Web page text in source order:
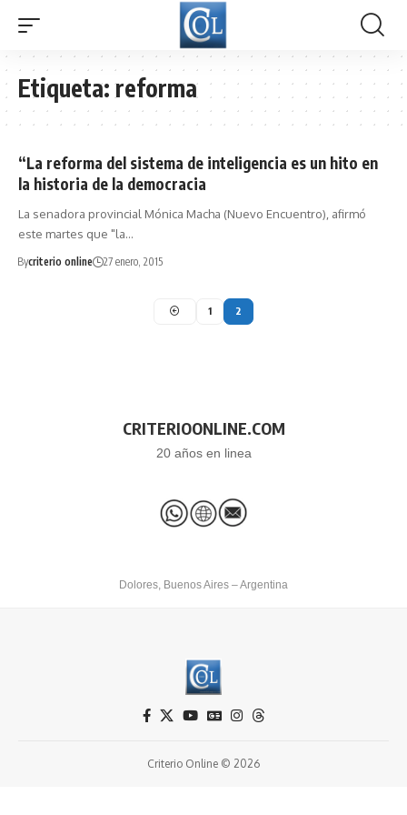
Etiqueta:reforma
“La reforma del sistema de inteligencia es un hito en
la historia de la democracia
La senadora provincial Mónica Macha (Nuevo Encuentro), afirmó
este martes que "la…
Bycriterio online 27 enero, 2015
1 2
CRITERIOONLINE.COM
20 años en linea
Dolores, Buenos Aires – Argentina
Criterio Online © 2026